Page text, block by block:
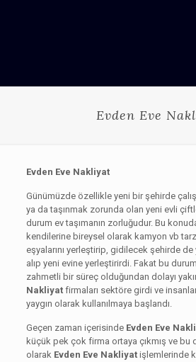
Evden Eve
Evden Eve Nakliyat
Günümüzde özellikle yeni bir şehirde
ya da taşınmak zorunda olan yeni evli
durum ev taşımanın zorluğudur. Bu
kendilerine bireysel olarak kamyon vb
eşyalarını yerleştirip, gidilecek şehirde de
alıp yeni evine yerleştirirdi. Fakat bu
zahmetli bir süreç olduğundan dolayı
Nakliyat firmaları sektöre girdi ve
yaygın olarak kullanılmaya başlandı.
Geçen zaman içerisinde Evden Eve
küçük pek çok firma ortaya çıkmış ve bu
olarak Evden Eve Nakliyat işlemlerinde